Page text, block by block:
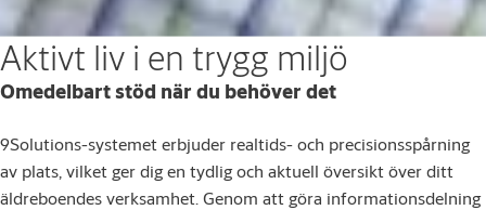
Aktivt liv i en trygg miljö
Omedelbart stöd när du behöver det
9Solutions-systemet erbjuder realtids- och precisionsspårning
av plats, vilket ger dig en tydlig och aktuell översikt över ditt
äldreboendes verksamhet. Genom att göra informationsdelning